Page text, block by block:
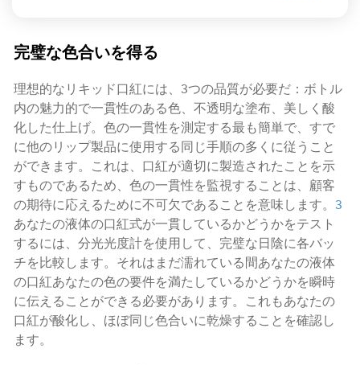
完璧な色合いを得る
理想的なリキッド口紅には、3つの品質が必要だ：ボトル
内の魅力的で一貫性のある色、不透明な塗布、美しく酸
化した仕上げ。色の一貫性を測定する最も簡単で、すで
に他のリップ製品に使用する同じ手順の多くに従うこと
ができます。これは、口紅が適切に製造されたことを示
すものであるため、色の一貫性を監視することは、顧客
の期待に応えるために不可欠であることを意味します。 3
あなたの液体の口紅式が一貫しているかどうかをテスト
するには、分光光度計を使用して、完璧な日陰に各バッ
チを比較します。それはまだ濡れている間あなたの液体
の口紅あなたの色の要件を満たしているかどうかを瞬時
に伝えることができる必要があります。これもあなたの
口紅が酸化し、ほぼ同じ色合いに乾燥することを確認し
ます。